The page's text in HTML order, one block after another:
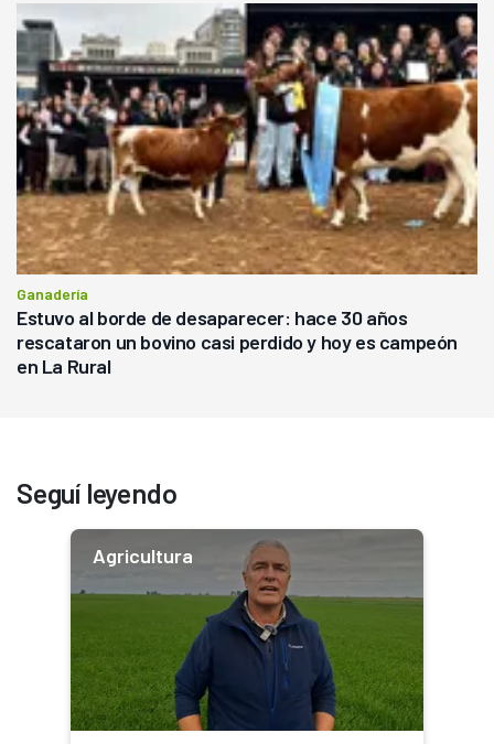
Ganadería
Estuvo al borde de desaparecer: hace 30 años
rescataron un bovino casi perdido y hoy es campeón
en La Rural
Seguí leyendo
Agricultura